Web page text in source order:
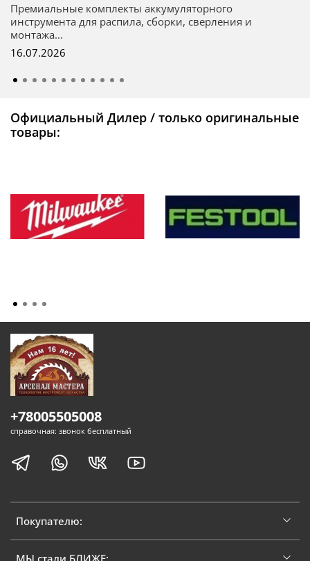
Премиальные комплекты аккумуляторного
инструмента для распила, сборки, сверления и
монтажа...
16.07.2026
Официальный Дилер / только оригинальные
товары:
Покупателю:
МЫ стали БЛИЖЕ:
+78005505008
справочная: звонок бесплатный